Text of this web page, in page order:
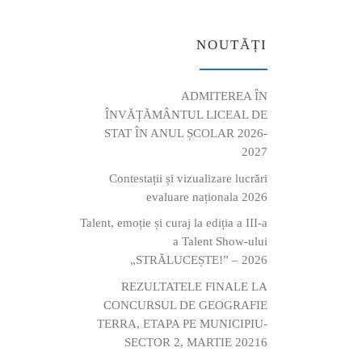
NOUTĂȚI
ADMITEREA ÎN
ÎNVĂȚĂMÂNTUL LICEAL DE
STAT ÎN ANUL ȘCOLAR 2026-
2027
Contestații și vizualizare lucrări
evaluare naționala 2026
Talent, emoție și curaj la ediția a III-a
a Talent Show-ului
„STRĂLUCEȘTE!” – 2026
REZULTATELE FINALE LA
CONCURSUL DE GEOGRAFIE
TERRA, ETAPA PE MUNICIPIU-
SECTOR 2, MARTIE 20216